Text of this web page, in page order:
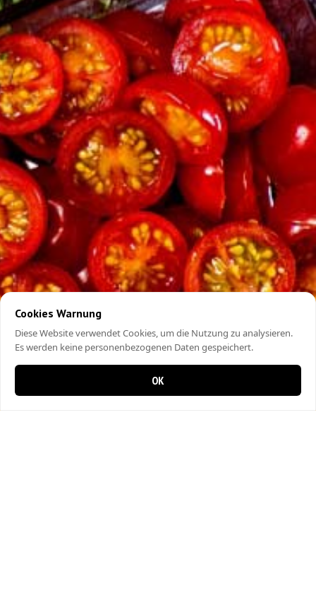
Cookies Warnung
Diese Website verwendet Cookies, um die Nutzung zu analysieren.
Es werden keine personenbezogenen Daten gespeichert.
OK